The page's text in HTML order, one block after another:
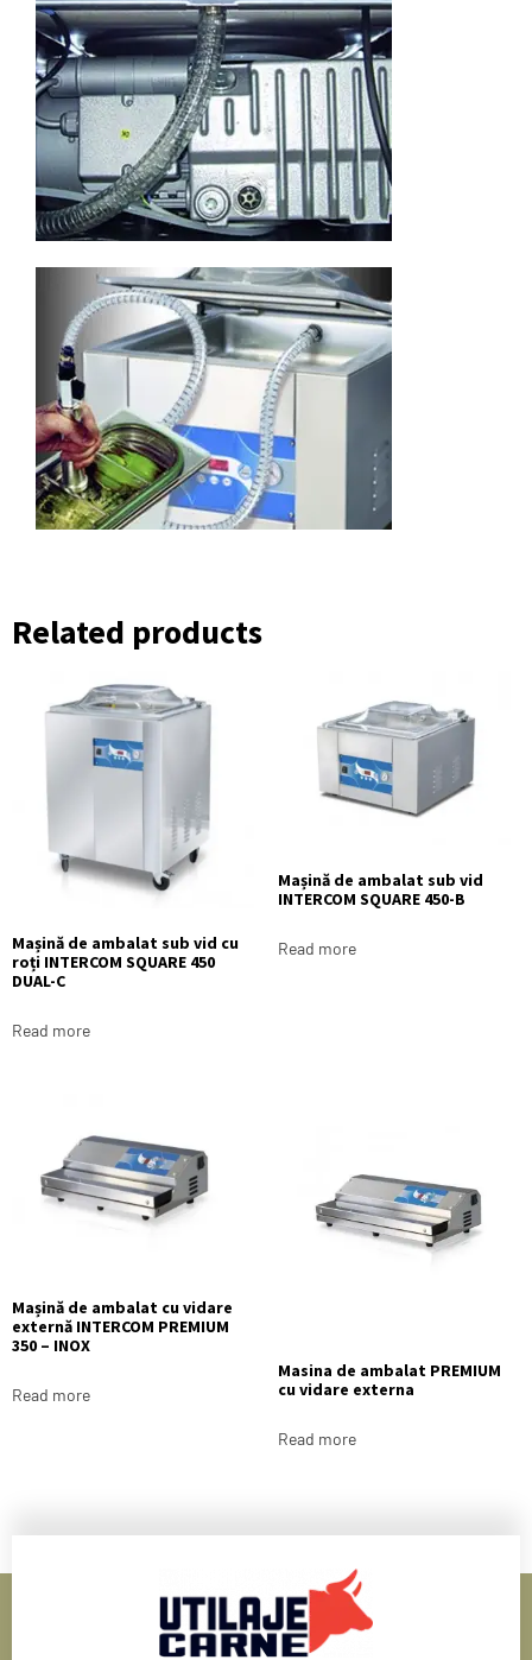
Related products
Mașină de ambalat sub vid cu
roți INTERCOM SQUARE 450
DUAL-C
Read more
Mașină de ambalat sub vid
INTERCOM SQUARE 450-B
Read more
Mașină de ambalat cu vidare
externă INTERCOM PREMIUM
350 – INOX
Read more
Masina de ambalat PREMIUM
cu vidare externa
Read more